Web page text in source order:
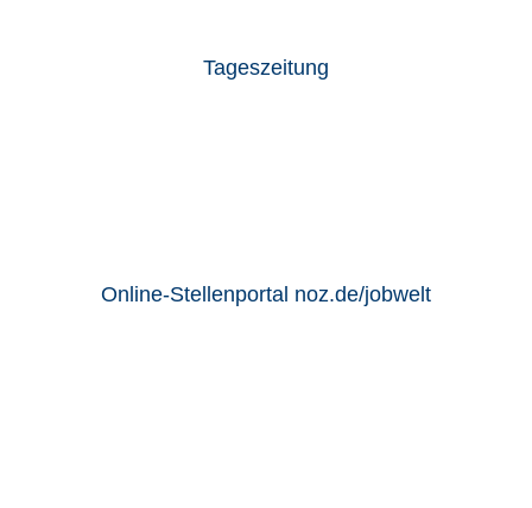
Tageszeitung
Online-Stellenportal noz.de/jobwelt